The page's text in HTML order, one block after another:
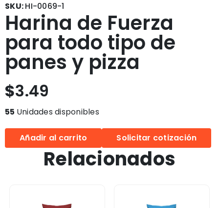
SKU:HI-0069-1
Harina de Fuerza
para todo tipo de
panes y pizza
$3.49
55 Unidades disponibles
Añadir al carrito Solicitar cotización
Relacionados